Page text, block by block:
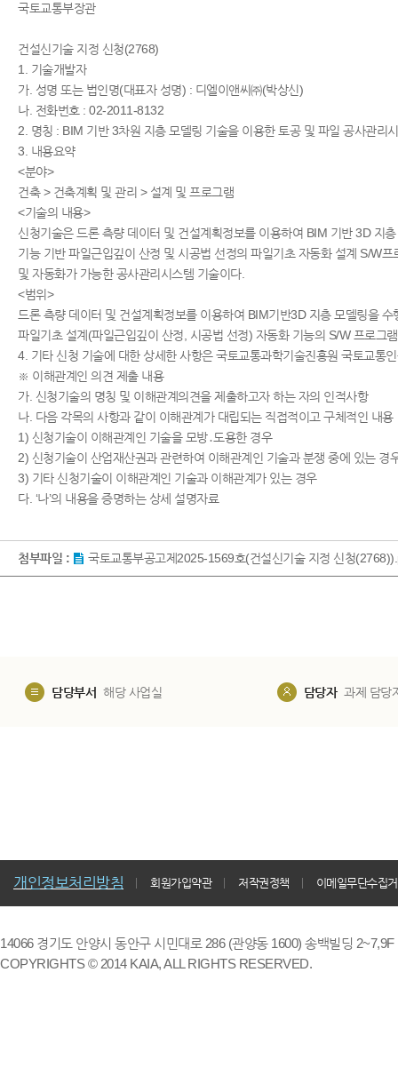
국토교통부장관
건설신기술 지정 신청(2768)
1. 기술개발자
가. 성명 또는 법인명(대표자 성명) : 디엘이앤씨㈜(박상신)
나. 전화번호 : 02-2011-8132
2. 명칭 : BIM 기반 3차원 지층 모델링 기술을 이용한 토공 및 파일 공사관리
3. 내용요약
<분야>
건축 > 건축계획 및 관리 > 설계 및 프로그램
<기술의 내용>
신청기술은 드론 측량 데이터 및 건설계획정보를 이용하여 BIM 기반 3D 지
기능 기반 파일근입깊이 산정 및 시공법 선정의 파일기초 자동화 설계 S/W
및 자동화가 가능한 공사관리시스템 기술이다.
<범위>
드론 측량 데이터 및 건설계획정보를 이용하여 BIM기반3D 지층 모델링을
파일기초 설계(파일근입깊이 산정, 시공법 선정) 자동화 기능의 S/W 프로그
4. 기타 신청 기술에 대한 상세한 사항은 국토교통과학기술진흥원 국토교통
※ 이해관계인 의견 제출 내용
가. 신청기술의 명칭 및 이해관계의견을 제출하고자 하는 자의 인적사항
나. 다음 각목의 사항과 같이 이해관계가 대립되는 직접적이고 구체적인 내용
1) 신청기술이 이해관계인 기술을 모방․도용한 경우
2) 신청기술이 산업재산권과 관련하여 이해관계인 기술과 분쟁 중에 있는 경
3) 기타 신청기술이 이해관계인 기술과 이해관계가 있는 경우
다. ‘나’의 내용을 증명하는 상세 설명자료​
첨부파일 : 국토교통부공고제2025-1569호(건설신기술 지정 신청
담당부서 해당 사업실 담당자 과제 담당
개인정보처리방침 회원가입약관 저작권정책 이메일무단수집
14066 경기도 안양시 동안구 시민대로 286 (관양동 1600) 송백빌딩
COPYRIGHTS © 2014 KAIA, ALL RIGHTS RESERVED.